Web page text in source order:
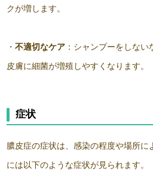
クが増します。
・不適切なケア ：シャンプーをしない
皮膚に細菌が増殖しやすくなります。
症状
膿皮症の症状は、感染の程度や場所に
には以下のような症状が見られます。